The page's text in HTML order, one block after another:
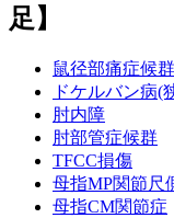
足】
鼠径部痛症候
ドケルバン病(
肘内障
肘部管症候群
TFCC損傷
母指MP関節尺
母指CM関節症